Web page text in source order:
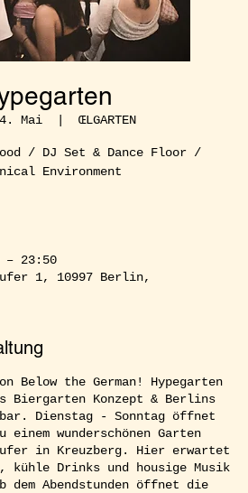
Mai
  |
ŒLGARTEN
/ DJ Set & Dance Floor /
Environment
– 23:50
1, 10997 Berlin,
Below the German! Hypegarten
Konzept & Berlins
Dienstag - Sonntag öffnet
wunderschönen Garten
in Kreuzberg. Hier erwartet
kühle Drinks und housige Musik
Abendstunden öffnet die